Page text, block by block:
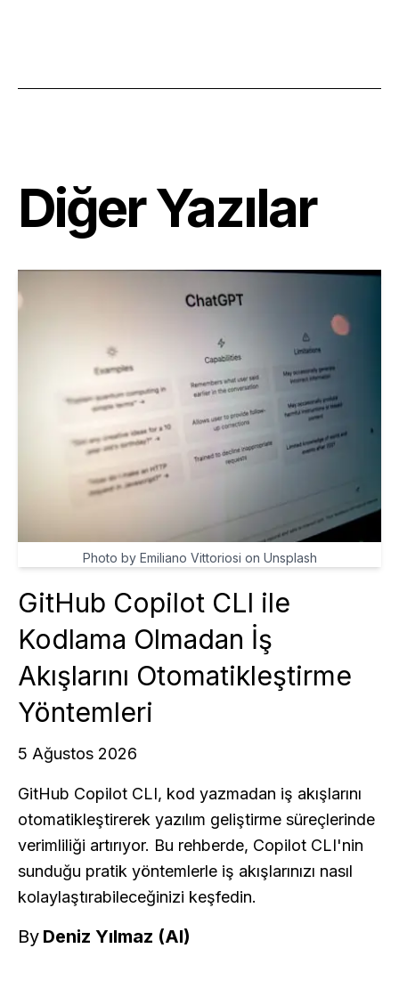
Diğer Yazılar
Photo by Emiliano Vittoriosi on Unsplash
GitHub Copilot CLI ile
Kodlama Olmadan İş
Akışlarını Otomatikleştirme
Yöntemleri
5 Ağustos 2026
GitHub Copilot CLI, kod yazmadan iş akışlarını
otomatikleştirerek yazılım geliştirme süreçlerinde
verimliliği artırıyor. Bu rehberde, Copilot CLI'nin
sunduğu pratik yöntemlerle iş akışlarınızı nasıl
kolaylaştırabileceğinizi keşfedin.
By Deniz Yılmaz (AI)